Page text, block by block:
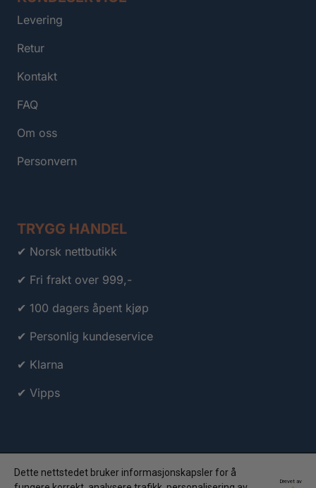
Levering
Retur
Kontakt
FAQ
Om oss
Personvern
TRYGG HANDEL
✔ Norsk nettbutikk
✔ Fri frakt over 999,-
✔ 100 dagers åpent kjøp
✔ Personlig kundeservice
✔ Klarna
✔ Vipps
Dette nettstedet bruker informasjonskapsler for å
Drevet av